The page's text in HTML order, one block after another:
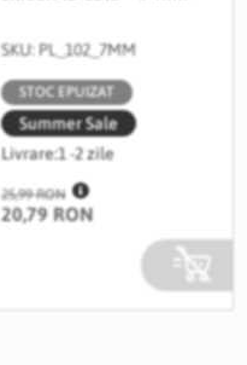
SKU: PL_102_7MM
STOC EPUIZAT
Summer Sale
Livrare:1 -2 zile
25,99 RON
20,79 RON